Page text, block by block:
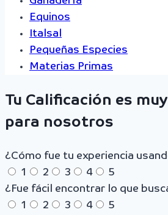
Equinos
Italsal
Pequeñas Especies
Materias Primas
Tu Calificación es
para nosotros
¿Cómo fue tu experiencia
1
2 3 4
5
¿Fue fácil encontrar lo que
1
2 3 4
5